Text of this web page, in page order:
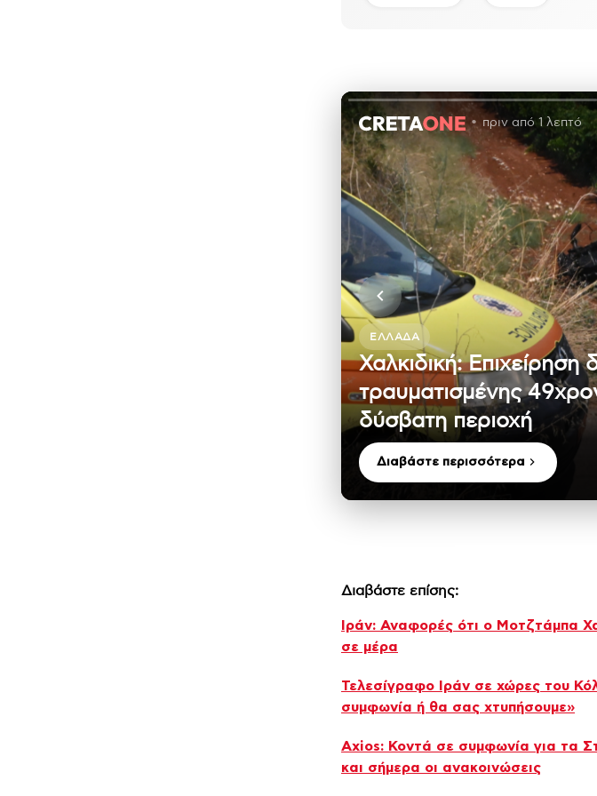
πριν από 1 λεπτό
ΕΛΛΆΔΑ
Χαλκιδική: Επιχείρηση
τραυματισμένης
δύσβατη περιοχή
Διαβάστε περισσότερα
Διαβάστε επίσης:
Ιράν: Αναφορές ότι ο Μοτζτάμπα
σε μέρα
Τελεσίγραφο Ιράν σε χώρες του
συμφωνία ή θα σας χτυπήσουμε»
Axios: Κοντά σε συμφωνία για τα
και σήμερα οι ανακοινώσεις